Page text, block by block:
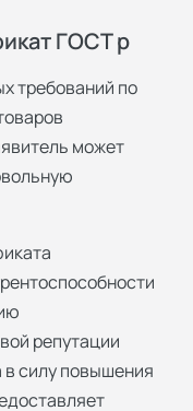
ГОСТ р
требований по
может
репутации
в силу повышения